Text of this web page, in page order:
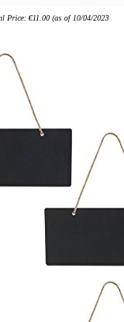
Price: €11.00 (as of 10/04/2023